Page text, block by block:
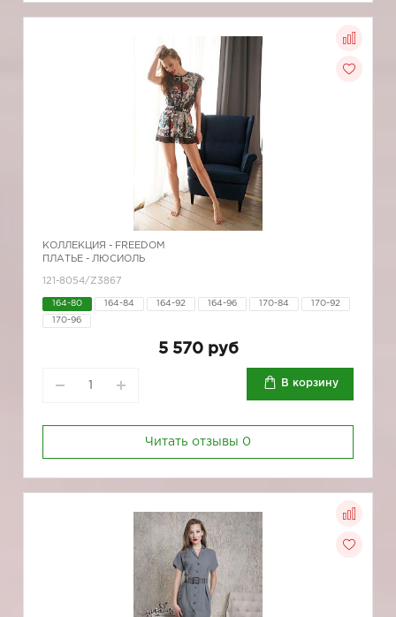
КОЛЛЕКЦИЯ - FREEDOM
ПЛАТЬЕ - ЛЮСИОЛЬ
121-8054/Z3867
164-80 164-84 164-92 164-96 170-84 170-92
170-96
5 570 руб
В корзину
Читать отзывы 0